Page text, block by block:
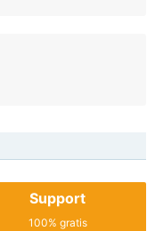
Support
100% gratis